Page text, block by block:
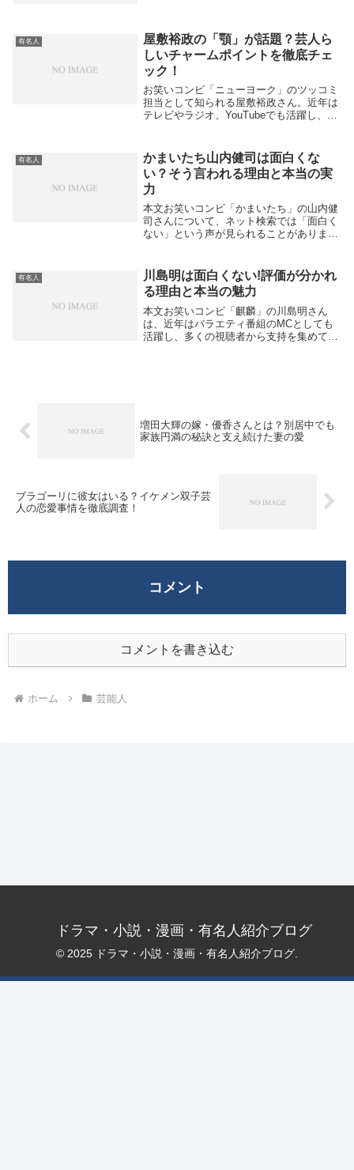
有名人
屋敷裕政の「顎」が話題？芸人ら
しいチャームポイントを徹底チェ
ック！
お笑いコンビ「ニューヨーク」のツッコミ
担当として知られる屋敷裕政さん。近年は
テレビやラジオ、YouTubeでも活躍し、そ
索すると、「顎」という関連ワードが浮上
してき...
有名人
かまいたち山内健司は面白くな
い？そう言われる理由と本当の実
力
本文お笑いコンビ「かまいたち」の山内健
司さんについて、ネット検索では「面白く
ない」という声が見られることがありま
のあるキャラクターが好みではないと感じ
る人もいるよう...
有名人
川島明は面白くない!評価が分かれ
る理由と本当の魅力
本文お笑いコンビ「麒麟」の川島明さん
は、近年はバラエティ番組のMCとしても
活躍し、多くの視聴者から支持を集めてい
増田大輝の嫁・優香さんとは？別居中でも
家族円満の秘訣と支え続けた妻の愛
ブラゴーリに彼女はいる？イケメン双子芸
人の恋愛事情を徹底調査！
コメント
コメントを書き込む
ホーム 芸能人
ドラマ・小説・漫画・有名人紹介ブログ
© 2025 ドラマ・小説・漫画・有名人紹介ブログ.